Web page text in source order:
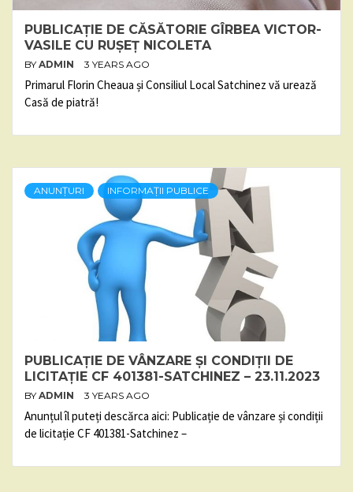
PUBLICAȚIE DE CĂSĂTORIE GÎRBEA VICTOR-
VASILE CU RUȘEȚ NICOLETA
BY ADMIN 3 YEARS AGO
Primarul Florin Cheaua și Consiliul Local Satchinez vă urează
Casă de piatră!
ANUNȚURI INFORMAȚII PUBLICE
PUBLICAȚIE DE VÂNZARE ȘI CONDIȚII DE
LICITAȚIE CF 401381-SATCHINEZ – 23.11.2023
BY ADMIN 3 YEARS AGO
Anunțul îl puteți descărca aici: Publicație de vânzare și condiții
de licitație CF 401381-Satchinez –